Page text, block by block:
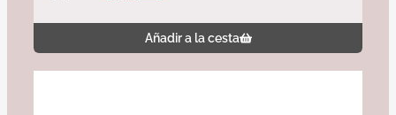
Añadir a la cesta